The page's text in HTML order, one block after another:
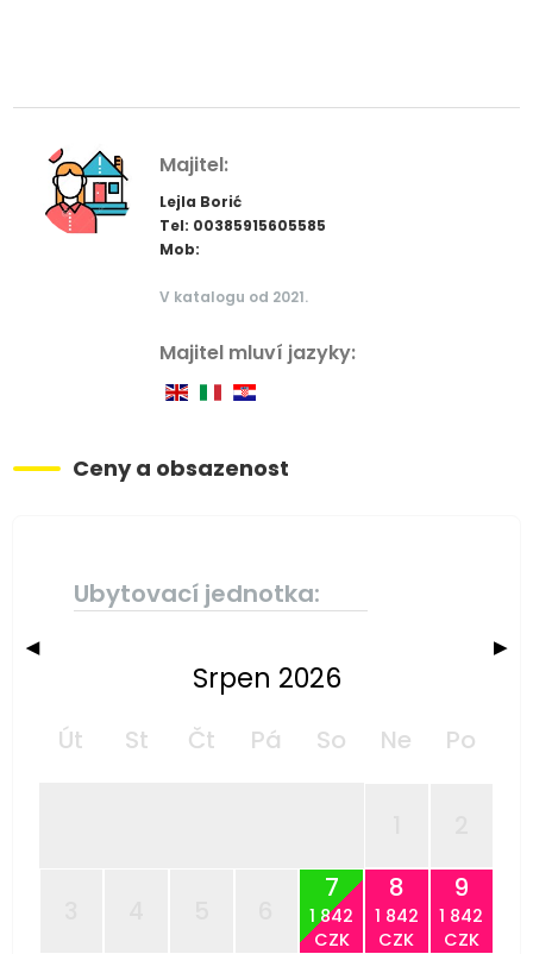
Majitel:
Lejla Borić
Tel: 00385915605585
Mob:
V katalogu od 2021.
Majitel mluví jazyky:
Ceny a obsazenost
Ubytovací jednotka:
◀ ▶
Srpen 2026
Út St Čt Pá So Ne Po
7
1 842
CZK
8
1 842
CZK
9
1 842
CZK